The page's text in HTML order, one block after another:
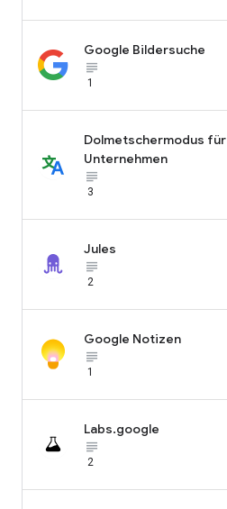
Google Bildersuche
subject_black
1
Dolmetschermodus für
Unternehmen
subject_black
3
Jules
subject_black
2
Google Notizen
subject_black
1
Labs.google
subject_black
2